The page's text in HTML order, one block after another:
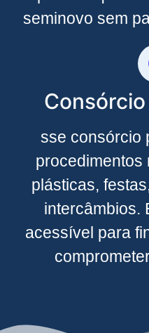
seminovo sem
sse consórcio
procedimentos
plásticas,
intercâmbios.
acessível para